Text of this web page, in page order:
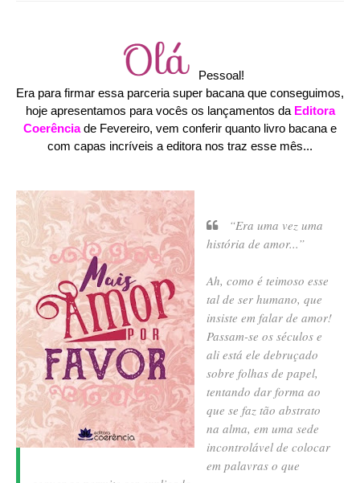
Pessoal!
Era para firmar essa parceria super bacana que conseguimos,
hoje apresentamos para vocês os lançamentos da Editora
Coerênciade Fevereiro, vem conferir quanto livro bacana e
com capas incríveis a editora nos traz esse mês...
“Era uma vez uma
história de amor...”
Ah, como é teimoso esse
tal de ser humano, que
insiste em falar de amor!
Passam-se os séculos e
ali está ele debruçado
sobre folhas de papel,
tentando dar forma ao
que se faz tão abstrato
na alma, em uma sede
incontrolável de colocar
em palavras o que